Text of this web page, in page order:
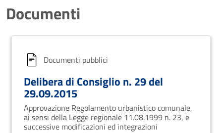
Documenti
Documenti pubblici
Delibera di Consiglio n. 29 del
29.09.2015
Approvazione Regolamento urbanistico comunale,
ai sensi della Legge regionale 11.08.1999 n. 23, e
successive modificazioni ed integrazioni